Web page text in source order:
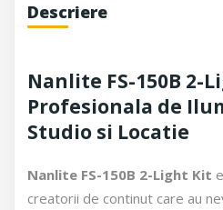
Descriere
Nanlite FS-150B 2-
Profesionala de
Studio si Locatie
Nanlite FS-150B 2-Light Kit
creatorii de continut care au